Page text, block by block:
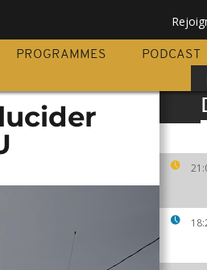
PROGRAMMES
PODCAST